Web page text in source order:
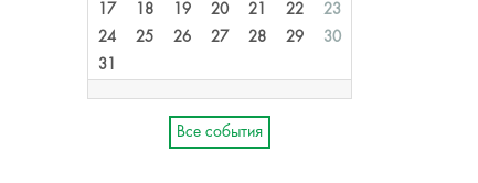
17
18 19 20 21 22
23
24
25 26 27 28 29
30
31
Все события